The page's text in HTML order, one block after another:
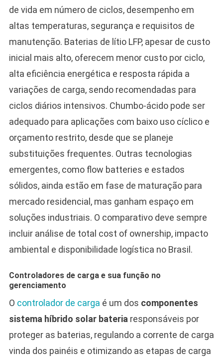
de vida em número de ciclos, desempenho em
altas temperaturas, segurança e requisitos de
manutenção. Baterias de lítio LFP, apesar de custo
inicial mais alto, oferecem menor custo por ciclo,
alta eficiência energética e resposta rápida a
variações de carga, sendo recomendadas para
ciclos diários intensivos. Chumbo-ácido pode ser
adequado para aplicações com baixo uso cíclico e
orçamento restrito, desde que se planeje
substituições frequentes. Outras tecnologias
emergentes, como flow batteries e estados
sólidos, ainda estão em fase de maturação para
mercado residencial, mas ganham espaço em
soluções industriais. O comparativo deve sempre
incluir análise de total cost of ownership, impacto
ambiental e disponibilidade logística no Brasil.
Controladores de carga e sua função no
gerenciamento
O controlador de carga é um dos componentes
sistema híbrido solar bateriaresponsáveis por
proteger as baterias, regulando a corrente de carga
vinda dos painéis e otimizando as etapas de carga